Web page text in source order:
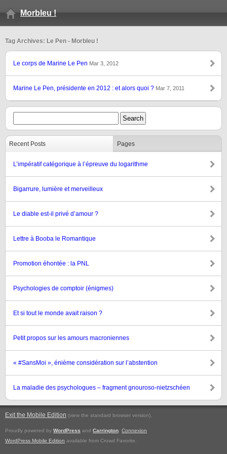
Morbleu !
Tag Archives: Le Pen - Morbleu !
Le corps de Marine Le Pen Mar 3, 2012
Marine Le Pen, présidente en 2012 : et alors quoi ? Mar 7, 2011
Recent Posts Pages
L’impératif catégorique à l’épreuve du logarithme
Bigarrure, lumière et merveilleux
Le diable est-il privé d’amour ?
Lettre à Booba le Romantique
Promotion éhontée : la PNL
Psychologies de comptoir (énigmes)
Et si tout le monde avait raison ?
Petit propos sur les amours macroniennes
« #SansMoi », énième considération sur l’abstention
La maladie des psychologues – fragment gnouroso-nietzschéen
Exit the Mobile Edition (view the standard browser version).
Proudly powered by WordPress and Carrington Connexion
WordPress Mobile Edition available from Crowd Favorite.